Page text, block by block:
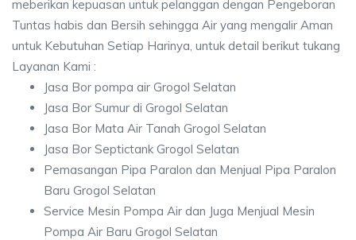
meberikan kepuasan untuk pelanggan dengan Pengeboran
Tuntas habis dan Bersih sehingga Air yang mengalir Aman
untuk Kebutuhan Setiap Harinya, untuk detail berikut tukang
Layanan Kami :
Jasa Bor pompa air Grogol Selatan
Jasa Bor Sumur di Grogol Selatan
Jasa Bor Mata Air Tanah Grogol Selatan
Jasa Bor Septictank Grogol Selatan
Pemasangan Pipa Paralon dan Menjual Pipa Paralon
Baru Grogol Selatan
Service Mesin Pompa Air dan Juga Menjual Mesin
Pompa Air Baru Grogol Selatan